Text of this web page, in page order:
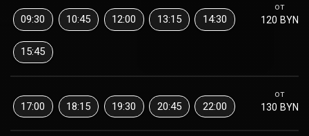
от
120 BYN
09:30 10:45 12:00 13:15 14:30
15:45
от
130 BYN
17:00 18:15 19:30 20:45 22:00